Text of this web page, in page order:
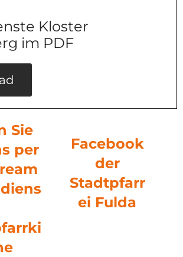
Kloster
im PDF
Sie
per
Facebook
der
Stadtpfarr
ei Fulda